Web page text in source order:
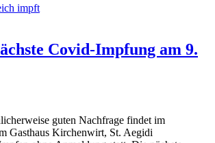
Covid-Impfung am 9.
guten Nachfrage findet im
Gasthaus Kirchenwirt, St. Aegidi